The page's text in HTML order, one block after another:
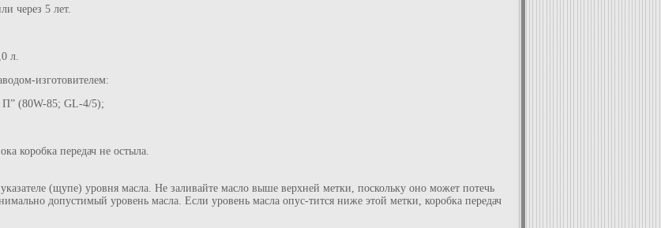
через 5 лет.
л.
изготовителем:
(80W-85; GL-4/5);
коробка передач не остыла.
(щупе) уровня масла. Не заливайте масло выше верхней метки, поскольку оно может потечь
допустимый уровень масла. Если уровень масла опус-тится ниже этой метки, коробка передач